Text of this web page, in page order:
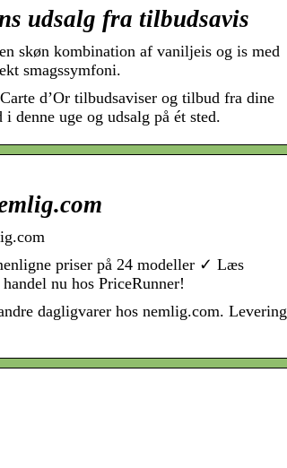
udsalg fra tilbudsavis
skøn kombination af vaniljeis og is med
smagssymfoni.
d’Or tilbudsaviser og tilbud fra dine
denne uge og udsalg på ét sted.
priser på 24 modeller ✓ Læs
nu hos PriceRunner!
dagligvarer hos nemlig.com. Levering